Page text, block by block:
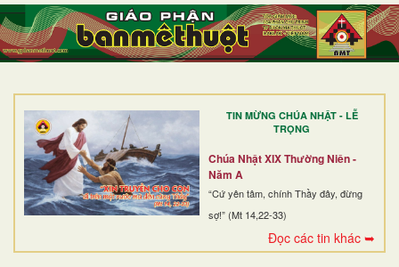
TIN MỪNG CHÚA NHẬT - LỄ
TRỌNG
Chúa Nhật XIX Thường Niên -
Năm A
“Cứ yên tâm, chính Thầy đây, đừng
sợ!” (Mt 14,22-33)
Đọc các tin khác ➥
TRANG NHẤT
GIỚI THIỆU
DÒNG TU
BAN MỤC VỤ
ĐOÀN THỂ CG